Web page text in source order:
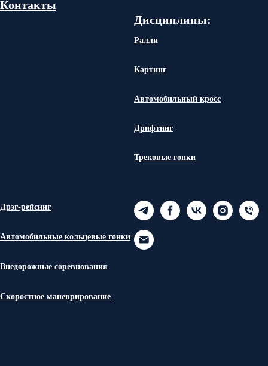
Контакты
Дисциплины:
Ралли
Картинг
Автомобильный кросс
Дрифтинг
Трековые гонки
Дрэг-рейсинг
Автомобильные кольцевые гонки
Внедорожные соревнования
Скоростное маневрирование